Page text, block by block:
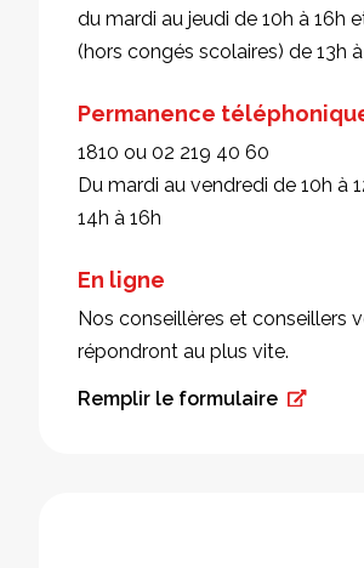
du mardi au jeudi de 10h à 16h
(hors congés scolaires) de 13h
Permanence
1810 ou 02 219 40 60
Du mardi au vendredi de 10h à
14h à 16h
En ligne
Nos conseillères et conseillers
répondront au plus vite.
Remplir le formulaire